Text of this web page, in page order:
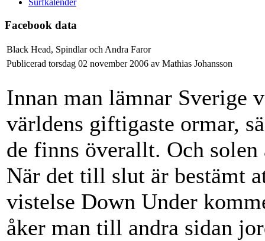
Surfkalender
Facebook data
Black Head, Spindlar och Andra Faror
Publicerad torsdag 02 november 2006 av Mathias Johansson
Innan man lämnar Sverige
världens giftigaste ormar,
de finns överallt. Och
När det till slut är bestämt
vistelse Down Under
åker man till andra sidan